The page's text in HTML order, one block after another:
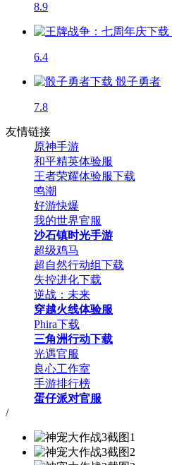
8.9
6.4
骰子勇者
7.8
友情链接
原神手游
和平精英体验服
王者荣耀体验服下载
鸣潮
好游快爆
我的世界官服
沙石镇时光手游
超级鸡马
超自然行动组下载
失控进化下载
逆战：未来
穿越火线体验服
Phira下载
三角洲行动下载
光遇官服
良心工作室
手游排行榜
蛋仔派对官服
/